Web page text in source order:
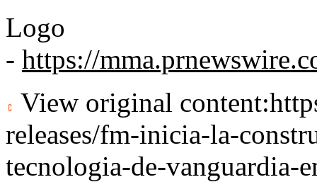
Logo
- https://
View original content:
releases/fm-inicia-la-
tecnologia-de-vanguardia-